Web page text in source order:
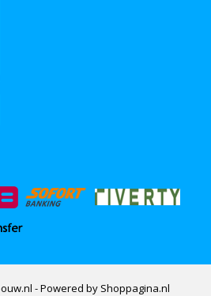
- Powered by Shoppagina.nl